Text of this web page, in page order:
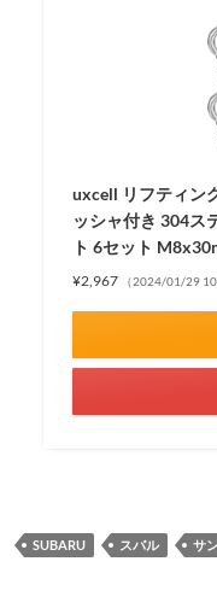
uxcell リフティン
ッシャ付き 304ス
ト 6セット
¥2,967 （2024/01/29
SUBARU スバル サ